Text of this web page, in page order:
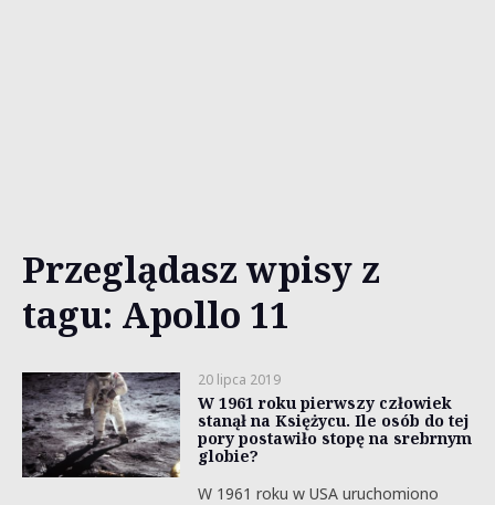
Przeglądasz wpisy z
tagu: Apollo 11
20 lipca 2019
W 1961 roku pierwszy człowiek
stanął na Księżycu. Ile osób do tej
pory postawiło stopę na srebrnym
globie?
W 1961 roku w USA uruchomiono